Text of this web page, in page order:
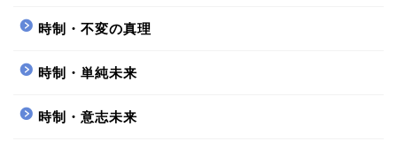
時制・不変の真理
時制・単純未来
時制・意志未来